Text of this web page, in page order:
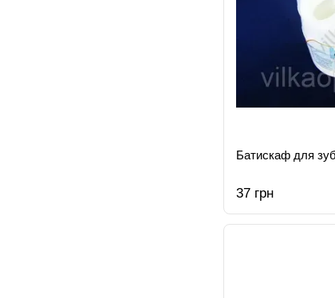
Батискаф для
37 грн